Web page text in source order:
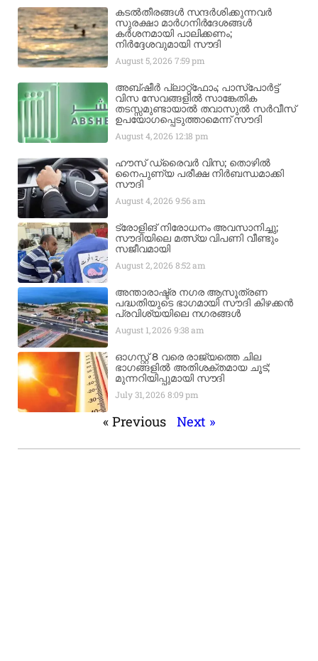
കടൽതീരങ്ങൾ സന്ദർശിക്കുന്നവർ
സുരക്ഷാ മാർഗനിർദേശങ്ങൾ
കർശനമായി പാലിക്കണം;
നിർദ്ദേശവുമായി സൗദി
August 5, 2026 7:59 pm
അബ്ഷീർ പ്ലാറ്റ്‌ഫോം; പാസ്‌പോർട്ട്
വിസ സേവങ്ങളിൽ സാങ്കേതിക
തടസ്സമുണ്ടായാൽ തവാസുൽ സർവീസ്
ഉപയോഗപ്പെടുത്താമെന്ന് സൗദി
August 4, 2026 12:18 pm
ഹൗസ് ഡ്രൈവർ വിസ; തൊഴിൽ
നൈപുണ്യ പരീക്ഷ നിർബന്ധമാക്കി
സൗദി
August 4, 2026 9:56 am
ട്രോളിങ് നിരോധനം അവസാനിച്ചു;
സൗദിയിലെ മത്സ്യ വിപണി വീണ്ടും
സജീവമായി
August 2, 2026 8:52 am
അന്താരാഷ്ട്ര നഗര ആസൂത്രണ
പദ്ധതിയുടെ ഭാഗമായി സൗദി കിഴക്കൻ
പ്രവിശ്യയിലെ നഗരങ്ങൾ
August 1, 2026 9:38 am
ഓഗസ്റ്റ് 8 വരെ രാജ്യത്തെ ചില
ഭാഗങ്ങളിൽ അതിശക്തമായ ചൂട്;
മുന്നറിയിപ്പുമായി സൗദി
July 31, 2026 8:09 pm
« Previous Next »